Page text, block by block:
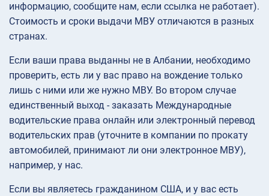
информацию, сообщите нам, если ссылка не работает).
Стоимость и сроки выдачи МВУ отличаются в разных
странах.
Если ваши права выданны не в Албании, необходимо
проверить, есть ли у вас право на вождение только
лишь с ними или же нужно МВУ. Во втором случае
единственный выход - заказать Международные
водительские права онлайн или электронный перевод
водительских прав (уточните в компании по прокату
автомобилей, принимают ли они электронное МВУ),
например, у нас.
Если вы являетесь гражданином США, и у вас есть